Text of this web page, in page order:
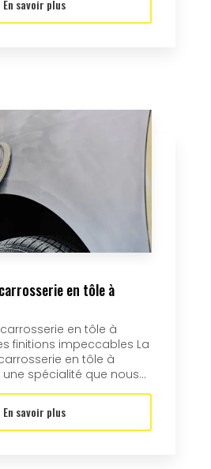
En savoir plus
en tôle à
en tôle à
finitions impeccables La
en tôle à
spécialité que nous...
En savoir plus